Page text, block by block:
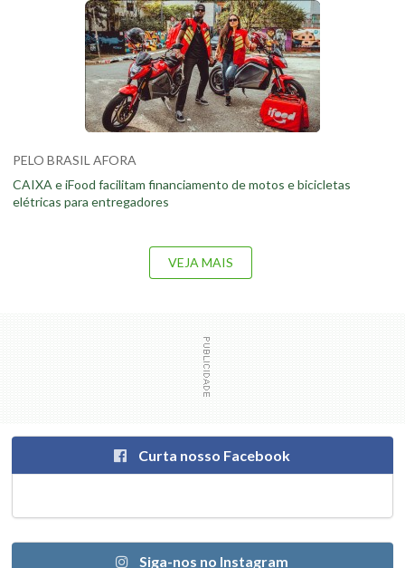
PELO BRASIL AFORA
CAIXA e iFood facilitam financiamento de motos e bicicletas
elétricas para entregadores
VEJA MAIS
Curta nosso Facebook
Siga-nos no Instagram